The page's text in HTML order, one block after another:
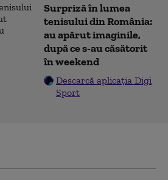
Surpriză în lumea
tenisului din România:
au apărut imaginile,
după ce s-au căsătorit
în weekend
Descarcă aplicația Digi
Sport